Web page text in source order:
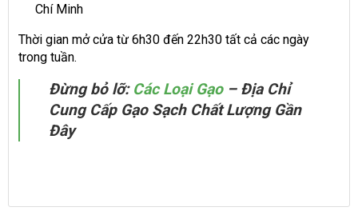
Chí Minh
Thời gian mở cửa từ 6h30 đến 22h30 tất cả các ngày
trong tuần.
Đừng bỏ lỡ: Các Loại Gạo– Địa Chỉ
Cung Cấp Gạo Sạch Chất Lượng Gần
Đây